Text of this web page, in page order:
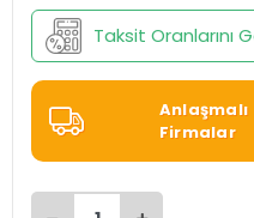
Taksit Oranlarını
Anlaşmalı
Firmalar